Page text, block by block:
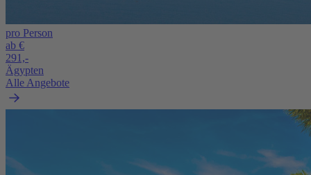
pro Person
ab €
291,-
Ägypten
Alle Angebote